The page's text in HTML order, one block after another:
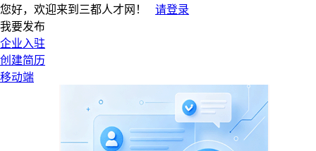
您好，欢迎来到三都人才网！
请登录
我要发布
企业入驻
创建简历
移动端